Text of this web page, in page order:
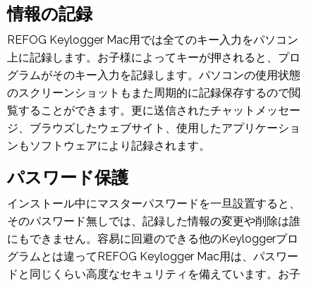
情報の記録
REFOG Keylogger Mac用では全てのキー入力をパソコン
上に記録します。お子様によってキーが押されると、プロ
グラムがそのキー入力を記録します。パソコンの使用状態
のスクリーンショットもまた周期的に記録保存するので閲
覧することができます。更に送信されたチャットメッセー
ジ、ブラウズしたウェブサイト、使用したアプリケーショ
ンもソフトウェアにより記録されます。
パスワード保護
インストール中にマスターパスワードを一旦設置すると、
そのパスワード無しでは、記録した情報の変更や削除は誰
にもできません。容易に回避のできる他のKeyloggerプロ
グラムとは違ってREFOG Keylogger Mac用は、パスワー
ドと同じくらい高度なセキュリティを備えています。お子